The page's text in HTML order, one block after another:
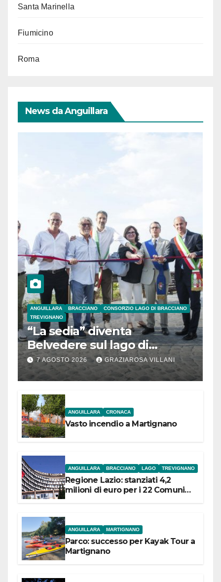
Santa Marinella
Fiumicino
Roma
News da Anguillara
ANGUILLARA BRACCIANO
CONSORZIO LAGO DI BRACCIANO
TREVIGNANO
“La sedia” diventa
Belvedere sul lago di
Bracciano: ieri
l’inaugurazione
7 AGOSTO 2026 GRAZIAROSA VILLANI
ANGUILLARA CRONACA
Vasto incendio a Martignano
ANGUILLARA BRACCIANO LAGO TREVIGNANO
Regione Lazio: stanziati 4,2
milioni di euro per i 22 Comuni
ANGUILLARA MARTIGNANO
Parco: successo per Kayak Tour a
Martignano